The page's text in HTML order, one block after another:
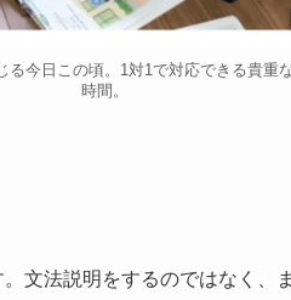
今日この頃。1対1で対応できる貴重
時間。
文法説明をするのではなく、